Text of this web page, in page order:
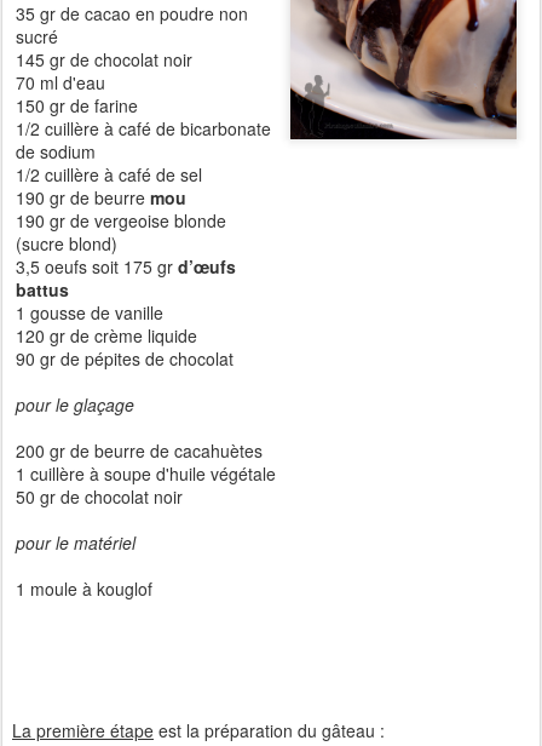
35 gr de cacao en poudre non
sucré
145 gr de chocolat noir
70 ml d'eau
150 gr de farine
1/2 cuillère à café de bicarbonate
de sodium
1/2 cuillère à café de sel
190 gr de beurre mou
190 gr de vergeoise blonde
(sucre blond)
3,5 oeufs soit 175 gr d’œufs
battus
1 gousse de vanille
120 gr de crème liquide
90 gr de pépites de chocolat
pour le glaçage
200 gr de beurre de cacahuètes
1 cuillère à soupe d'huile végétale
50 gr de chocolat noir
pour le matériel
1 moule à kouglof
La première étape est la préparation du gâteau :